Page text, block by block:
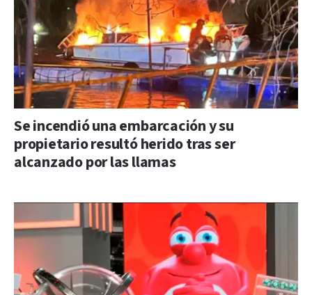
Se incendió una embarcación y su
propietario resultó herido tras ser
alcanzado por las llamas